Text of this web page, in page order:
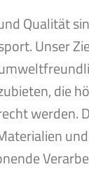
Qualität
Unser
die
werden.